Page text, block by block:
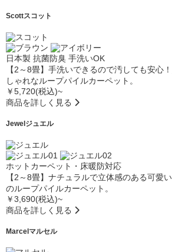
Scottスコット
日本製 抗菌防臭 手洗いOK
【2～8畳】手洗いできるので汚しても安心
しゃれなループパイルカーペット。
￥5,720(税込)~
商品を詳しく見る
Jewel ジュエル
ホットカーペット・床暖防対応
【2～8畳】ナチュラルで立体感のある可愛
のループパイルカーペット。
￥3,690(税込)~
商品を詳しく見る
Marcelマルセル